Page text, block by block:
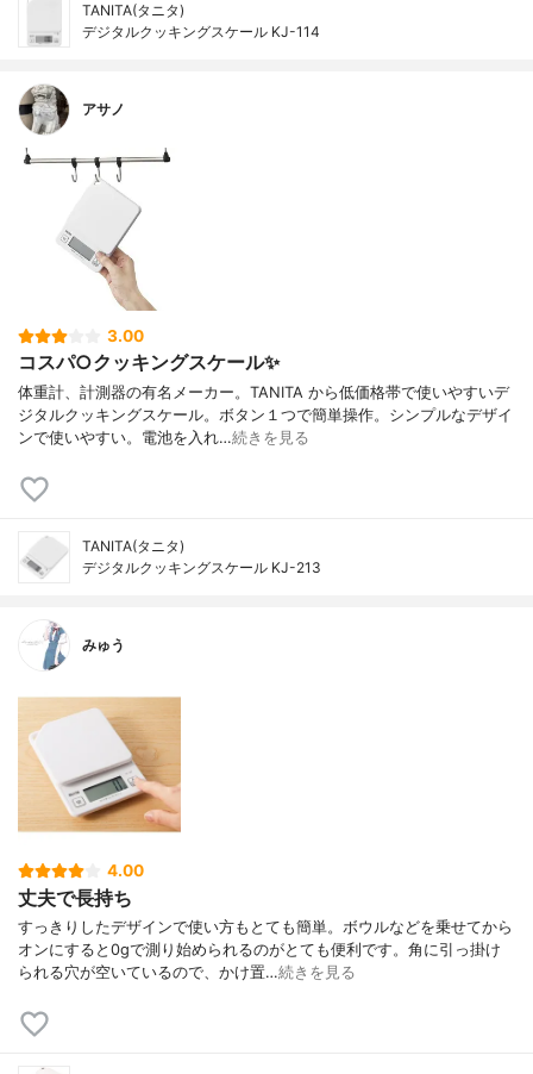
TANITA(タニタ)
デジタルクッキングスケール KJ-114
アサノ
3.00
コスパ○クッキングスケール✨
体重計、計測器の有名メーカー。TANITA から低価格帯で使いやすいデ
ジタルクッキングスケール。ボタン１つで簡単操作。シンプルなデザイ
ンで使いやすい。電池を入れ…続きを見る
TANITA(タニタ)
デジタルクッキングスケール KJ-213
みゅう
4.00
丈夫で長持ち
すっきりしたデザインで使い方もとても簡単。ボウルなどを乗せてから
オンにすると0gで測り始められるのがとても便利です。角に引っ掛け
られる穴が空いているので、かけ置…続きを見る